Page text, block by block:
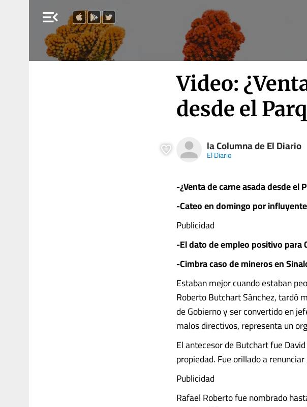
menu_open
Video:
desde el
la Columna de El Diario
El Diario
-¿Venta de carne asada desde el
-Cateo en domingo por
Publicidad
-El dato de empleo positivo para
-Cimbra caso de mineros en
Estaban mejor cuando estaban
Roberto Butchart Sánchez, tardó
de Gobierno y ser convertido en
malos directivos, representa un
El antecesor de Butchart fue
propiedad. Fue orillado a
Publicidad
Rafael Roberto fue nombrado